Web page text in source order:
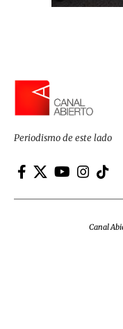
Periodismo de este lado
Canal